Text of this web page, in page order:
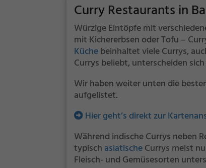
Curry Restaurants in
Würzige Eintöpfe mit
mit Kichererbsen oder Tofu –
Küchebeinhaltet viele Currys,
Currys beliebt, unterscheiden
Wir haben weiter unten die
aufgelistet.
Hier geht’s direkt zur
Während indische Currys neben
typisch asiatischeCurrys meist
Fleisch- und Gemüsesorten